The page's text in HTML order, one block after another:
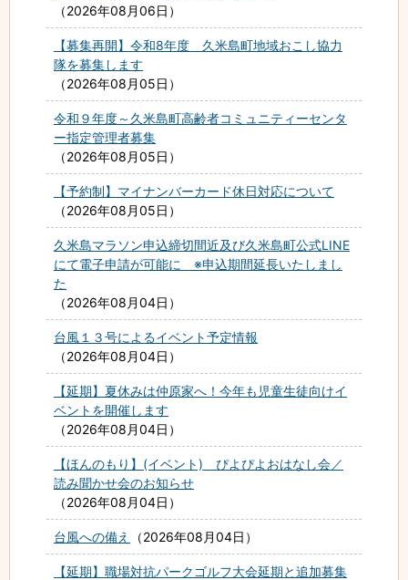
2026年08月06日
【募集再開】令和8年度 久米島町地域おこし協力
隊を募集します
2026年08月05日
令和９年度～久米島町高齢者コミュニティーセンタ
ー指定管理者募集
2026年08月05日
【予約制】マイナンバーカード休日対応について
2026年08月05日
久米島マラソン申込締切間近及び久米島町公式LINE
にて電子申請が可能に ※申込期間延長いたしまし
た
2026年08月04日
台風１３号によるイベント予定情報
2026年08月04日
【延期】夏休みは仲原家へ！今年も児童生徒向けイ
ベントを開催します
2026年08月04日
【ほんのもり】(イベント) ぴよぴよおはなし会／
読み聞かせ会のお知らせ
2026年08月04日
台風への備え 2026年08月04日
【延期】職場対抗パークゴルフ大会延期と追加募集